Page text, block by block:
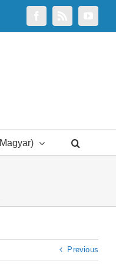
Magyar)
Previous